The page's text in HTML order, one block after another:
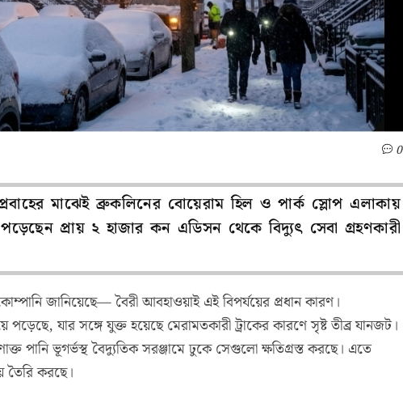
0
মাঝেই ব্রুকলিনের বোয়েরাম হিল ও পার্ক স্লোপ এলাকায়
পড়েছেন প্রায় ২ হাজার কন এডিসন থেকে বিদ্যুৎ সেবা গ্রহণকারী
জানিয়েছে— বৈরী আবহাওয়াই এই বিপর্যয়ের প্রধান কারণ।
যার সঙ্গে যুক্ত হয়েছে মেরামতকারী ট্রাকের কারণে সৃষ্ট তীব্র যানজট।
ভূগর্ভস্থ বৈদ্যুতিক সরঞ্জামে ঢুকে সেগুলো ক্ষতিগ্রস্ত করছে। এতে
তৈরি করছে।